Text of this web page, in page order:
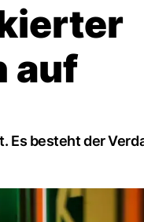
auf
Es besteht der